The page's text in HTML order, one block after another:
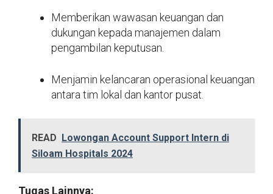
Memberikan wawasan keuangan dan
dukungan kepada manajemen dalam
pengambilan keputusan.
Menjamin kelancaran operasional keuangan
antara tim lokal dan kantor pusat.
READ Lowongan Account Support Intern di
Siloam Hospitals 2024
Tugas Lainnya: